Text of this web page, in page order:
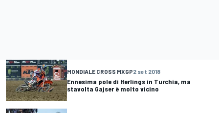
MONDIALE CROSS MXGP2 set 2018
Ennesima pole di Herlings in Turchia, ma
stavolta Gajser è molto vicino